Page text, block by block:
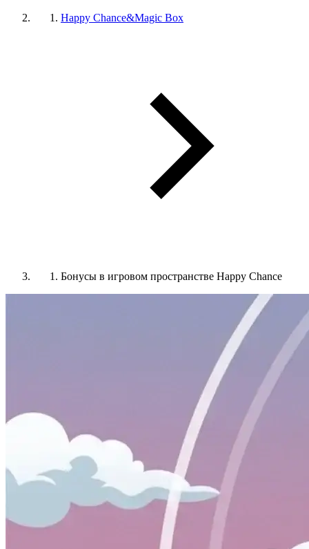
Happy Chance&Magic Box
Бонусы в игровом пространстве Happy Chance